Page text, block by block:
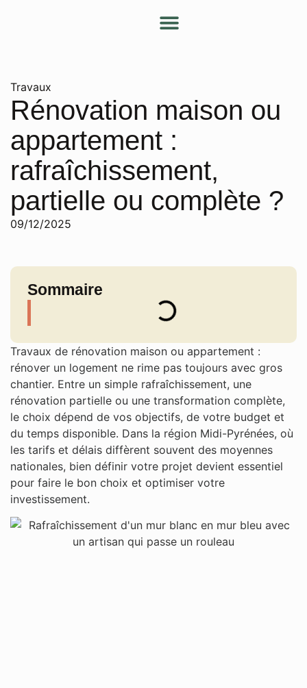
Travaux
Rénovation maison ou
appartement :
rafraîchissement,
partielle ou complète ?
09/12/2025
Sommaire
Travaux de rénovation maison ou appartement :
rénover un logement ne rime pas toujours avec gros
chantier. Entre un simple rafraîchissement, une
rénovation partielle ou une transformation complète,
le choix dépend de vos objectifs, de votre budget et
du temps disponible. Dans la région Midi-Pyrénées, où
les tarifs et délais diffèrent souvent des moyennes
nationales, bien définir votre projet devient essentiel
pour faire le bon choix et optimiser votre
investissement.